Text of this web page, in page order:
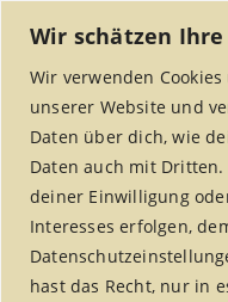
Wir schätzen
Wir verwenden
unserer Website und
Daten über dich, wie
Daten auch mit
deiner Einwilligung
Interesses erfolgen,
hast das Recht, nur in